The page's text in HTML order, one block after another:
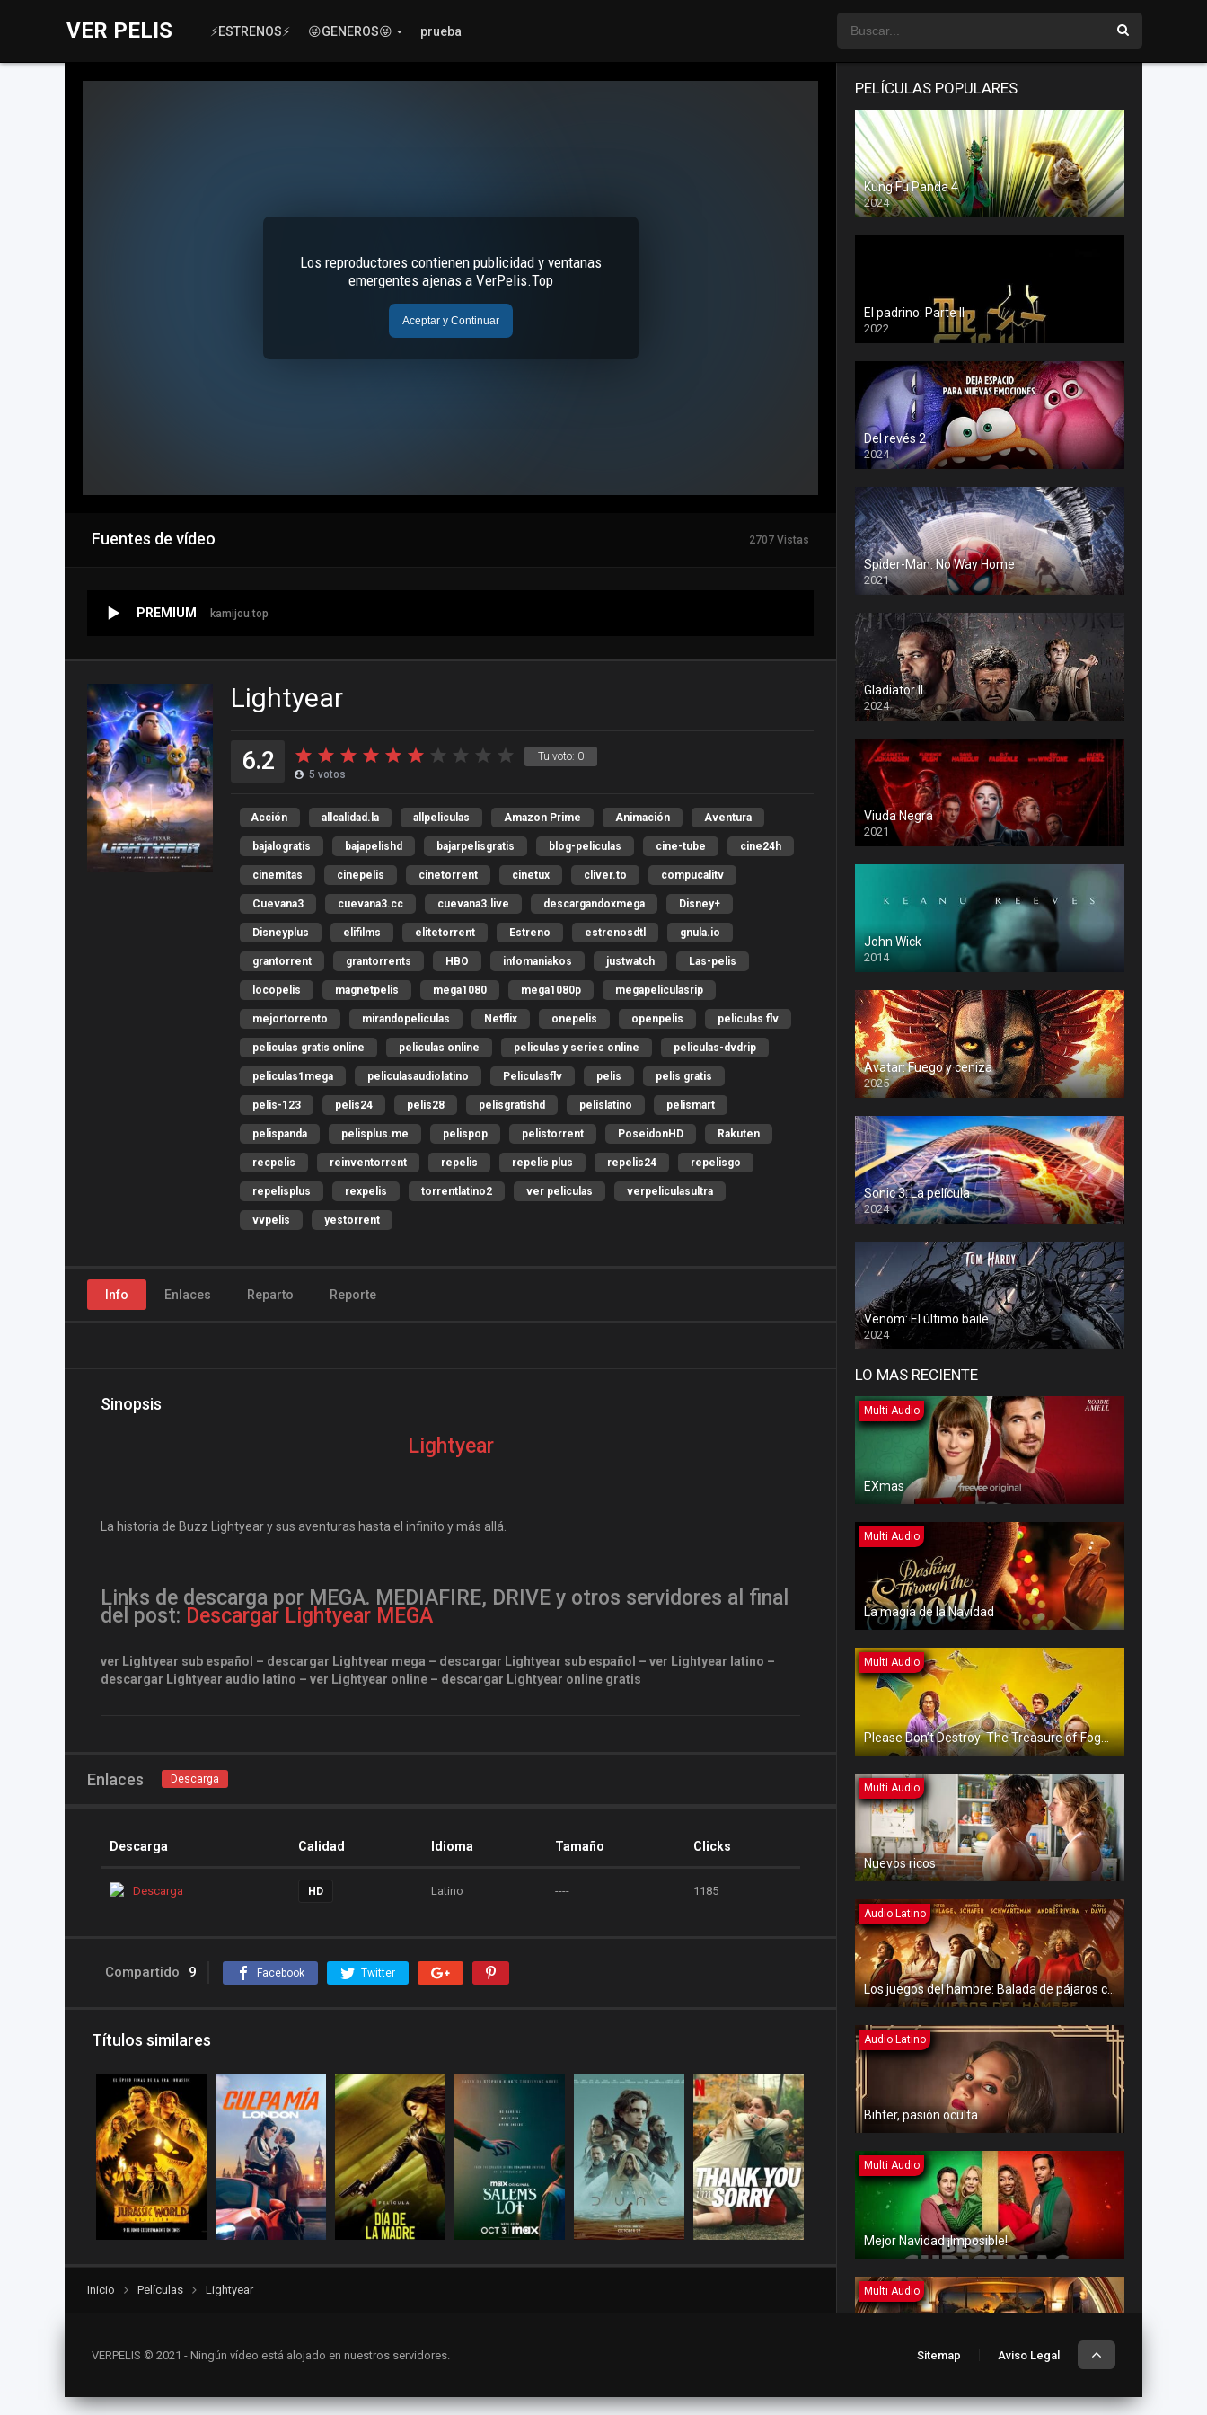
VER PELIS ⚡ESTRENOS⚡ 😜GENEROS😜 prueba
Fuentes de vídeo 2707 Vistas
PREMIUM kamijou.top
Lightyear
Tu voto: 0
6.2 5 votos
Acción allcalidad.la allpeliculas Amazon Prime Animación Aventura
bajalogratis bajapelishd bajarpelisgratis blog-peliculas cine-tube cine24h
cinemitas cinepelis cinetorrent cinetux cliver.to compucalitv
Cuevana3 cuevana3.cc cuevana3.live descargandoxmega Disney+
Disneyplus elifilms elitetorrent Estreno estrenosdtl gnula.io
grantorrent grantorrents HBO infomaniakos justwatch Las-pelis
locopelis magnetpelis mega1080 mega1080p megapeliculasrip
mejortorrento mirandopeliculas Netflix onepelis openpelis peliculas flv
peliculas gratis online peliculas online peliculas y series online peliculas-dvdrip
peliculas1mega peliculasaudiolatino Peliculasflv pelis pelis gratis
pelis-123 pelis24 pelis28 pelisgratishd pelislatino pelismart
pelispanda pelisplus.me pelispop pelistorrent PoseidonHD Rakuten
recpelis reinventorrent repelis repelis plus repelis24 repelisgo
repelisplus rexpelis torrentlatino2 ver peliculas verpeliculasultra
vvpelis yestorrent
Info Enlaces Reparto Reporte
Sinopsis
Lightyear
La historia de Buzz Lightyear y sus aventuras hasta el infinito y más allá.
Links de descarga por MEGA. MEDIAFIRE, DRIVE y otros servidores al final
del post: Descargar Lightyear MEGA
ver Lightyear sub español – descargar Lightyear mega – descargar Lightyear sub español – ver Lightyear latino –
descargar Lightyear audio latino – ver Lightyear online – descargar Lightyear online gratis
Enlaces Descarga
Descarga Calidad Idioma Tamaño Clicks
Descarga HD Latino ---- 1185
Compartido 9 Facebook Twitter
Títulos similares
Inicio Películas Lightyear
PELÍCULAS POPULARES
Kung Fu Panda 4
2024
El padrino: Parte II
2022
Del revés 2
2024
Spider-Man: No Way Home
2021
Gladiator II
2024
Viuda Negra
2021
John Wick
2014
Avatar: Fuego y ceniza
2025
Sonic 3: La película
2024
Venom: El último baile
2024
LO MAS RECIENTE
Multi Audio
EXmas
Multi Audio
La magia de la Navidad
Multi Audio
Please Don’t Destroy: The Treasure of Foggy Mountain
Multi Audio
Nuevos ricos
Audio Latino
Los juegos del hambre: Balada de pájaros cantores y serpientes
Audio Latino
Bihter, pasión oculta
Multi Audio
Mejor Navidad ¡Imposible!
Multi Audio
Amor en aguas turbulentas
VERPELIS © 2021 - Ningún vídeo está alojado en nuestros servidores. Sitemap Aviso Legal